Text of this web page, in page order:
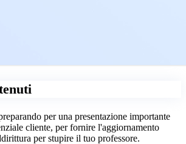
per una presentazione importante
cliente, per fornire l'aggiornamento
per stupire il tuo professore.